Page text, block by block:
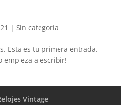
| Sin categoría
Esta es tu primera entrada.
empieza a escribir!
Vintage